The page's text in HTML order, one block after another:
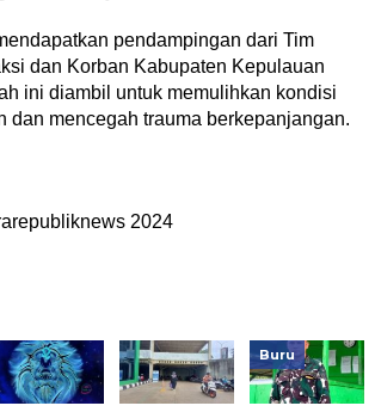
pendampingan dari Tim
dan Korban Kabupaten Kepulauan
ini diambil untuk memulihkan kondisi
dan mencegah trauma berkepanjangan.
2024
Buru